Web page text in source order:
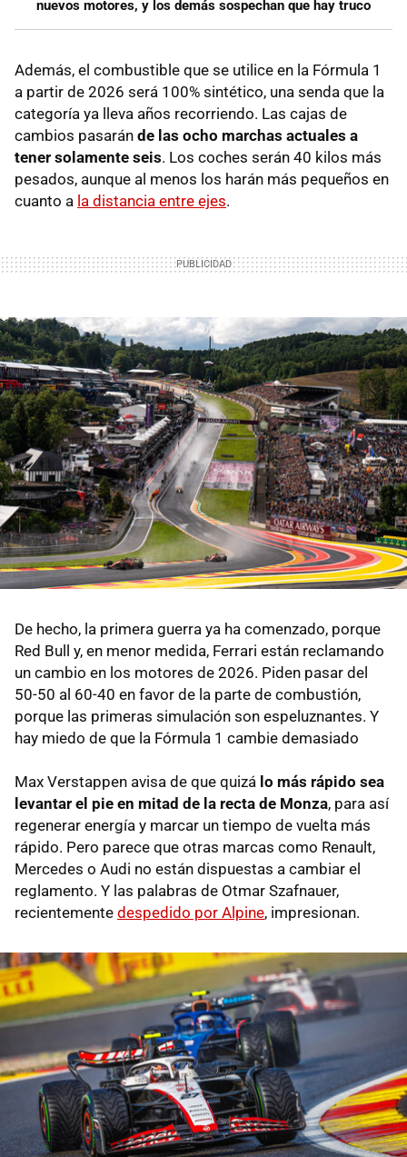
nuevos motores, y los demás sospechan que hay truco
Además, el combustible que se utilice en la Fórmula 1
a partir de 2026 será 100% sintético, una senda que la
categoría ya lleva años recorriendo. Las cajas de
cambios pasarán de las ocho marchas actuales a
tener solamente seis. Los coches serán 40 kilos más
pesados, aunque al menos los harán más pequeños en
cuanto a la distancia entre ejes.
De hecho, la primera guerra ya ha comenzado, porque
Red Bull y, en menor medida, Ferrari están reclamando
un cambio en los motores de 2026. Piden pasar del
50-50 al 60-40 en favor de la parte de combustión,
porque las primeras simulación son espeluznantes. Y
hay miedo de que la Fórmula 1 cambie demasiado
Max Verstappen avisa de que quizá lo más rápido sea
levantar el pie en mitad de la recta de Monza, para así
regenerar energía y marcar un tiempo de vuelta más
rápido. Pero parece que otras marcas como Renault,
Mercedes o Audi no están dispuestas a cambiar el
reglamento. Y las palabras de Otmar Szafnauer,
recientemente despedido por Alpine, impresionan.